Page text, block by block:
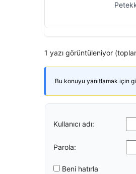
1 yazı görüntüleniyor
Bu konuyu yanıtlamak için
Kullanıcı adı:
Parola:
Beni hatırla